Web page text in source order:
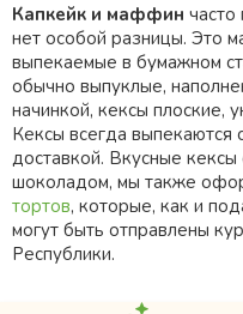
Капкейк и маффин
нет особой разницы. Это
выпекаемые в бумажном
обычно выпуклые,
начинкой, кексы плоские,
Кексы всегда
доставкой. Вкусные
шоколадом, мы также
тортов, которые, как и
могут быть отправлены
Республики.